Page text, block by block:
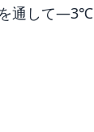
を通して―3℃